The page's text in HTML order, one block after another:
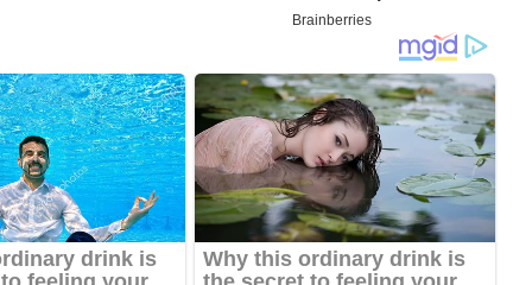
që
e
2025
KËSHILLA & IDE
Si të Kujdeseni për Freskinë e
Vajit të Ullirit Gjatë Ditëve të
Nxehta
AGROWEB 7 QERSHOR, 2025